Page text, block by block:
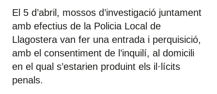
El 5 d’abril, mossos d’investigació juntament
amb efectius de la Policia Local de
Llagostera van fer una entrada i perquisició,
amb el consentiment de l’inquilí, al domicili
en el qual s’estarien produint els il·lícits
penals.